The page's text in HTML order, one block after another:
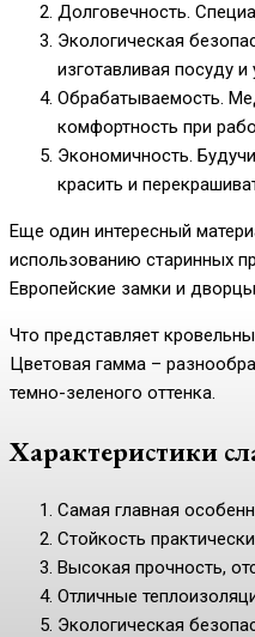
Долговечность.
Экологическая
изготавливая посуду и
Обрабатываемость.
комфортность при
Экономичность.
красить и
Еще один интересный
использованию старинных
Европейские замки и
Что представляет
Цветовая гамма –
темно-зеленого оттенка.
Характеристики
Самая главная
Стойкость
Высокая прочность,
Отличные
Экологическая